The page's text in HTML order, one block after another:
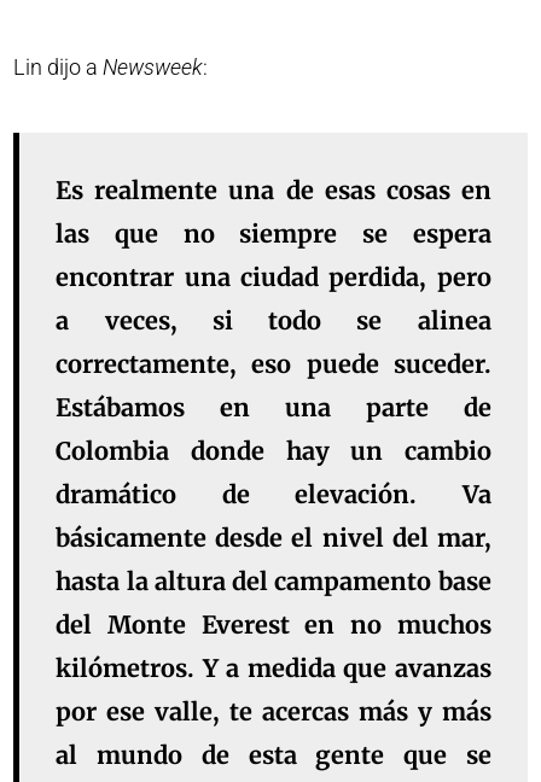
Lin dijo aNewsweek:
Es realmente una de esas cosas en
las que no siempre se espera
encontrar una ciudad perdida, pero
a veces, si todo se alinea
correctamente, eso puede suceder.
Estábamos en una parte de
Colombia donde hay un cambio
dramático de elevación. Va
básicamente desde el nivel del mar,
hasta la altura del campamento base
del Monte Everest en no muchos
kilómetros. Y a medida que avanzas
por ese valle, te acercas más y más
al mundo de esta gente que se